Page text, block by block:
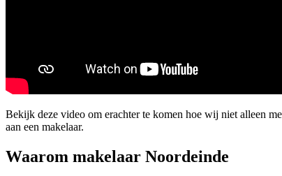
Bekijk deze video om erachter te komen hoe wij niet alleen
aan een makelaar.
Waarom makelaar Noordeinde